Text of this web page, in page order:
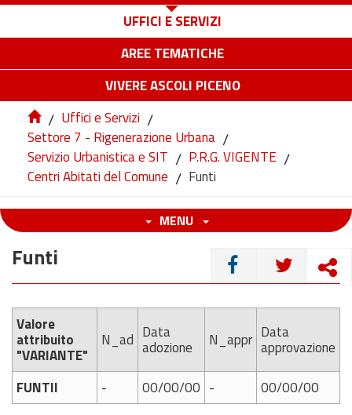
UFFICI E SERVIZI
AREE TEMATICHE
VIVERE ASCOLI PICENO
/ Uffici e Servizi /
Settore 7 - Rigenerazione Urbana /
Servizio Urbanistica e SIT / P.R.G. VIGENTE /
Centri Abitati del Comune / Funti
MENU
CONDIVIDI
Funti
Valore
attribuito
"VARIANTE"
N_ad Data
adozione N_appr Data
approvazione
FUNTII
- 00/00/00 - 00/00/00